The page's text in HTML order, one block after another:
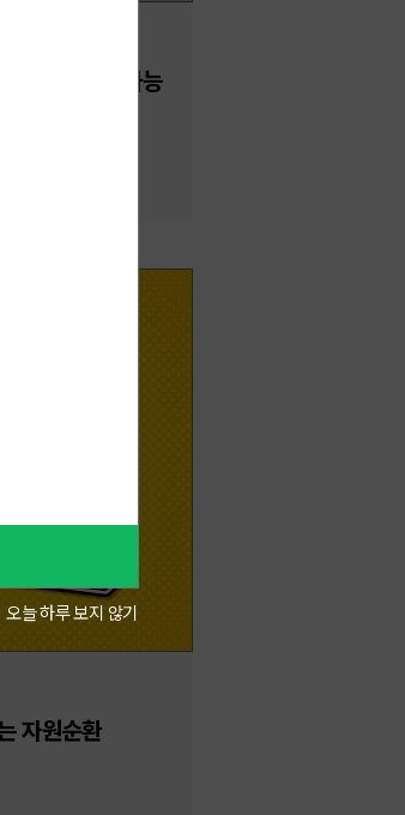
전자의 지속가능
여러분께
자원순환
오늘 하루 보지 않기